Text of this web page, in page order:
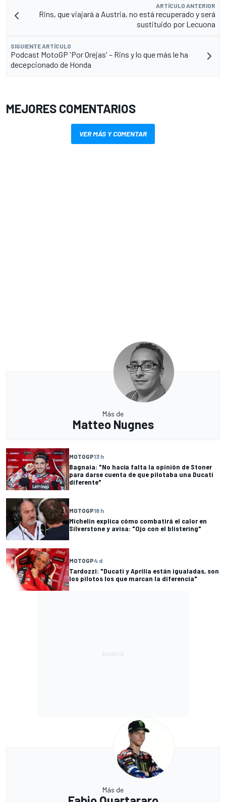
ARTÍCULO ANTERIOR
Rins, que viajará a Austria, no está recuperado y será
sustituido por Lecuona
SIGUIENTE ARTÍCULO
Podcast MotoGP 'Por Orejas' – Rins y lo que más le ha
decepcionado de Honda
MEJORES COMENTARIOS
VER MÁS Y COMENTAR
Más de
Matteo Nugnes
MOTOGP13 h
Bagnaia: "No hacía falta la opinión de Stoner
para darse cuenta de que pilotaba una Ducati
diferente"
MOTOGP18 h
Michelin explica cómo combatirá el calor en
Silverstone y avisa: "Ojo con el blistering"
MOTOGP4 d
Tardozzi: "Ducati y Aprilia están igualadas, son
los pilotos los que marcan la diferencia"
Más de